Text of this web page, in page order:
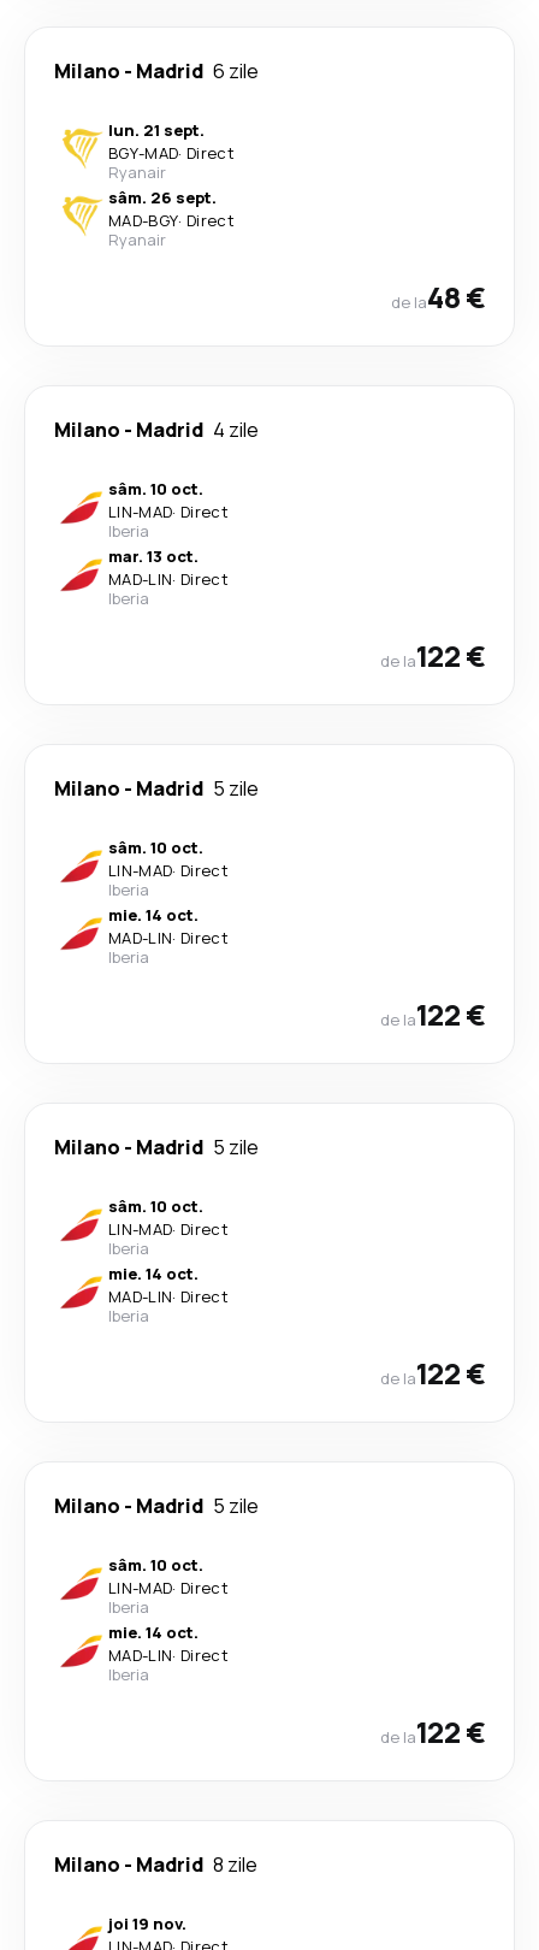
Milano - Madrid 6 zile
lun. 21 sept.
BGY-MAD· Direct
Ryanair
sâm. 26 sept.
MAD-BGY· Direct
Ryanair
de la48 €
Milano - Madrid 4 zile
sâm. 10 oct.
LIN-MAD· Direct
Iberia
mar. 13 oct.
MAD-LIN· Direct
Iberia
de la122 €
Milano - Madrid 5 zile
sâm. 10 oct.
LIN-MAD· Direct
Iberia
mie. 14 oct.
MAD-LIN· Direct
Iberia
de la122 €
Milano - Madrid 5 zile
sâm. 10 oct.
LIN-MAD· Direct
Iberia
mie. 14 oct.
MAD-LIN· Direct
Iberia
de la122 €
Milano - Madrid 5 zile
sâm. 10 oct.
LIN-MAD· Direct
Iberia
mie. 14 oct.
MAD-LIN· Direct
Iberia
de la122 €
Milano - Madrid 8 zile
joi 19 nov.